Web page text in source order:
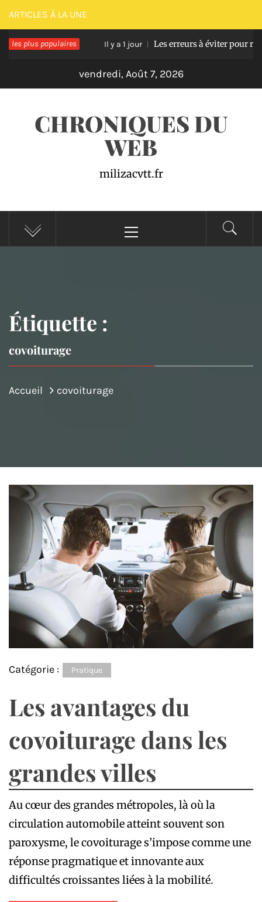
Passer
au
contenu
ARTICLES À LA UNE
les plus populaires
en bois Il y a 1 jour Les erreurs à éviter pour réussir
vendredi, Août 7, 2026
CHRONIQUES DU
WEB
milizacvtt.fr
principal
Étiquette :
covoiturage
Accueil covoiturage
Catégorie : Pratique
Les avantages du
covoiturage dans les
grandes villes
Au cœur des grandes métropoles, là où la
circulation automobile atteint souvent son
paroxysme, le covoiturage s’impose comme une
réponse pragmatique et innovante aux
difficultés croissantes liées à la mobilité.